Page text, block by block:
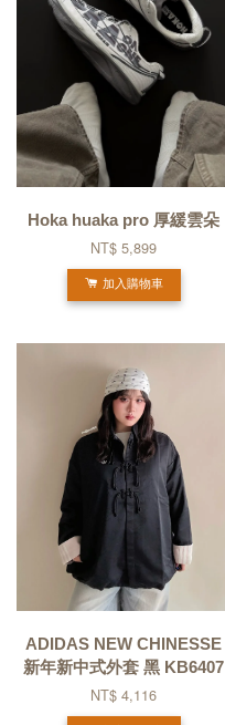
Hoka huaka pro 厚緩雲朵
NT$ 5,899
加入購物車
ADIDAS NEW CHINESSE
新年新中式外套 黑 KB6407
NT$ 4,116